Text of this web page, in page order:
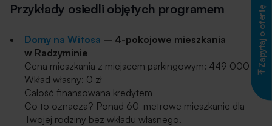
Przykłady osiedli objętych programem
Domy na Witosa – 4-pokojowe mieszkania
w Radzyminie
Cena mieszkania z miejscem parkingowym: 449 000 zł
Wkład własny: 0 zł
Całość finansowana kredytem
Co to oznacza? Ponad 60-metrowe mieszkanie dla
Twojej rodziny bez wkładu własnego.
Zapytaj o ofertę